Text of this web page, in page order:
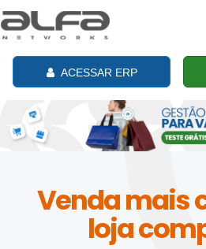
ACESSAR ERP
Venda mais
loja